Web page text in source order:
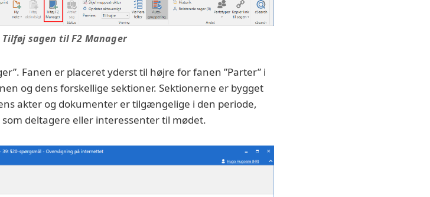
sagen til F2 Manager
Fanen er placeret yderst til højre for fanen ”Parter” i
og dens forskellige sektioner. Sektionerne er bygget
akter og dokumenter er tilgængelige i den periode,
deltagere eller interessenter til mødet.